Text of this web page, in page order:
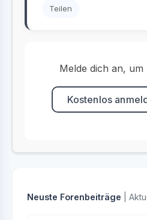
Teilen
Melde dich an,
Kostenlos
Neuste Forenbeiträge |